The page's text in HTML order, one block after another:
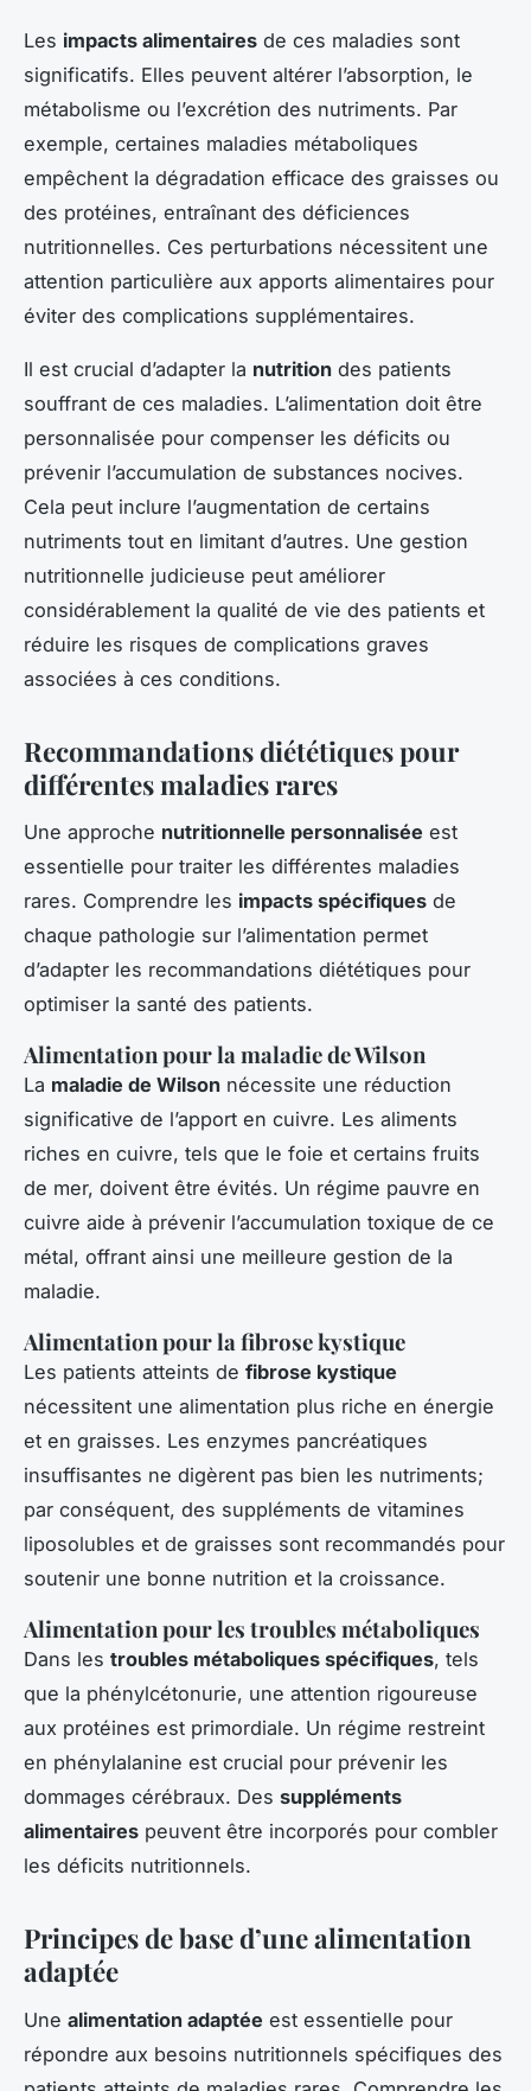
Les impacts alimentaires de ces maladies sont
significatifs. Elles peuvent altérer l’absorption, le
métabolisme ou l’excrétion des nutriments. Par
exemple, certaines maladies métaboliques
empêchent la dégradation efficace des graisses ou
des protéines, entraînant des déficiences
nutritionnelles. Ces perturbations nécessitent une
attention particulière aux apports alimentaires pour
éviter des complications supplémentaires.
Il est crucial d’adapter la nutrition des patients
souffrant de ces maladies. L’alimentation doit être
personnalisée pour compenser les déficits ou
prévenir l’accumulation de substances nocives.
Cela peut inclure l’augmentation de certains
nutriments tout en limitant d’autres. Une gestion
nutritionnelle judicieuse peut améliorer
considérablement la qualité de vie des patients et
réduire les risques de complications graves
associées à ces conditions.
Recommandations diététiques pour
différentes maladies rares
Une approche nutritionnelle personnalisée est
essentielle pour traiter les différentes maladies
rares. Comprendre les impacts spécifiques de
chaque pathologie sur l’alimentation permet
d’adapter les recommandations diététiques pour
optimiser la santé des patients.
Alimentation pour la maladie de Wilson
La maladie de Wilson nécessite une réduction
significative de l’apport en cuivre. Les aliments
riches en cuivre, tels que le foie et certains fruits
de mer, doivent être évités. Un régime pauvre en
cuivre aide à prévenir l’accumulation toxique de ce
métal, offrant ainsi une meilleure gestion de la
maladie.
Alimentation pour la fibrose kystique
Les patients atteints de fibrose kystique
nécessitent une alimentation plus riche en énergie
et en graisses. Les enzymes pancréatiques
insuffisantes ne digèrent pas bien les nutriments;
par conséquent, des suppléments de vitamines
liposolubles et de graisses sont recommandés pour
soutenir une bonne nutrition et la croissance.
Alimentation pour les troubles métaboliques
Dans les troubles métaboliques spécifiques, tels
que la phénylcétonurie, une attention rigoureuse
aux protéines est primordiale. Un régime restreint
en phénylalanine est crucial pour prévenir les
dommages cérébraux. Des suppléments
alimentaires peuvent être incorporés pour combler
les déficits nutritionnels.
Principes de base d’une alimentation
adaptée
Une alimentation adaptée est essentielle pour
répondre aux besoins nutritionnels spécifiques des